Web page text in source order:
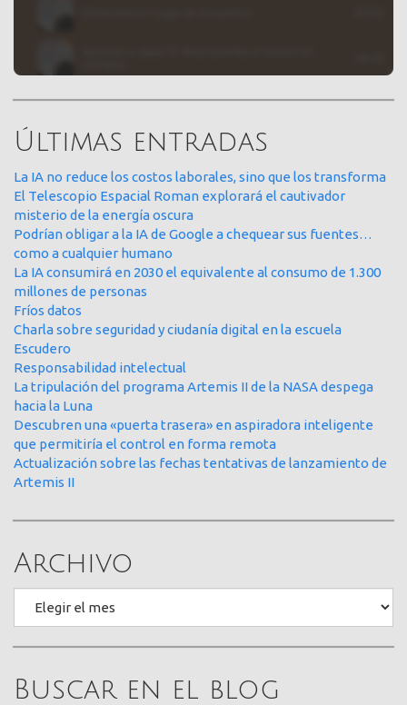
Últimas entradas
La IA no reduce los costos laborales, sino que los transforma
El Telescopio Espacial Roman explorará el cautivador
misterio de la energía oscura
Podrían obligar a la IA de Google a chequear sus fuentes…
como a cualquier humano
La IA consumirá en 2030 el equivalente al consumo de 1.300
millones de personas
Fríos datos
Charla sobre seguridad y ciudanía digital en la escuela
Escudero
Responsabilidad intelectual
La tripulación del programa Artemis II de la NASA despega
hacia la Luna
Descubren una «puerta trasera» en aspiradora inteligente
que permitiría el control en forma remota
Actualización sobre las fechas tentativas de lanzamiento de
Artemis II
Archivo
Buscar en el blog